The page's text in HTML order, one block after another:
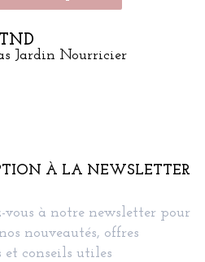
Jardin Nourricier
À LA NEWSLETTER
vous à notre newsletter pour
nouveautés, offres
et conseils utiles